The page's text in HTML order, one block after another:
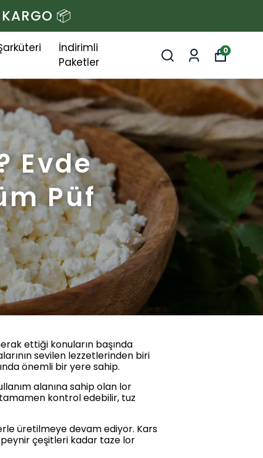
📦
İndirimli
Paketler
0
Evde
Püf
ettiği konuların başında
sevilen lezzetlerinden biri
önemli bir yere sahip.
alanına sahip olan lor
kontrol edebilir, tuz
üretilmeye devam ediyor. Kars
çeşitleri kadar taze lor